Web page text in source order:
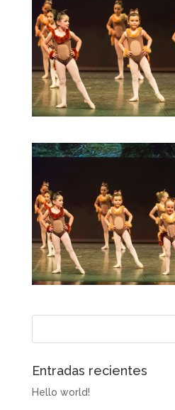
Entradas recientes
Hello world!